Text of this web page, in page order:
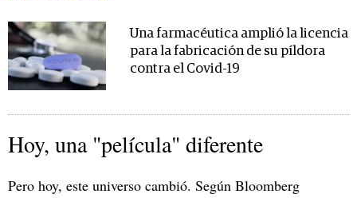
Una farmacéutica amplió la licencia
para la fabricación de su píldora
contra el Covid-19
Hoy, una "película" diferente
Pero hoy, este universo cambió. Según Bloomberg